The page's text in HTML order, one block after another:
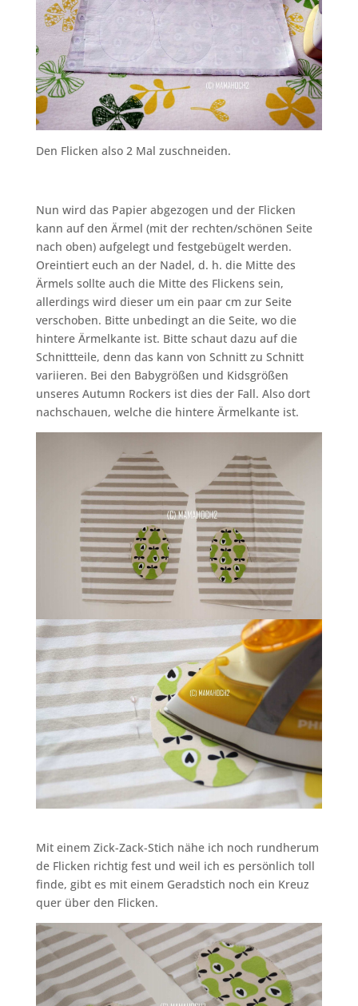
Den Flicken also 2 Mal zuschneiden.
Nun wird das Papier abgezogen und der Flicken
kann auf den Ärmel (mit der rechten/schönen Seite
nach oben) aufgelegt und festgebügelt werden.
Oreintiert euch an der Nadel, d. h. die Mitte des
Ärmels sollte auch die Mitte des Flickens sein,
allerdings wird dieser um ein paar cm zur Seite
verschoben. Bitte unbedingt an die Seite, wo die
hintere Ärmelkante ist. Bitte schaut dazu auf die
Schnittteile, denn das kann von Schnitt zu Schnitt
variieren. Bei den Babygrößen und Kidsgrößen
unseres Autumn Rockers ist dies der Fall. Also dort
nachschauen, welche die hintere Ärmelkante ist.
Mit einem Zick-Zack-Stich nähe ich noch rundherum
de Flicken richtig fest und weil ich es persönlich toll
finde, gibt es mit einem Geradstich noch ein Kreuz
quer über den Flicken.